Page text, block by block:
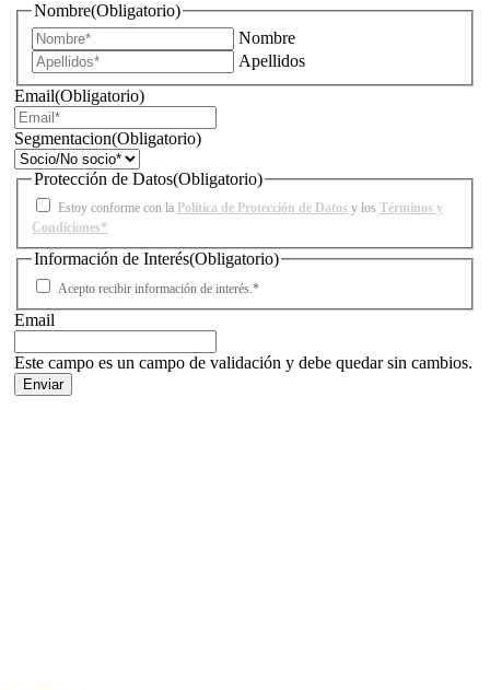
Nombre(Obligatorio)
Nombre
Apellidos
Email(Obligatorio)
Segmentacion(Obligatorio)
Protección de Datos(Obligatorio)
Estoy conforme con la Política de Protección de Datos y los Términos y
Condiciones*
Información de Interés(Obligatorio)
Acepto recibir información de interés.*
Email
Este campo es un campo de validación y debe quedar sin cambios.